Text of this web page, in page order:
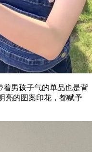
男孩子气的单品也是背
亮的图案印花，都赋予